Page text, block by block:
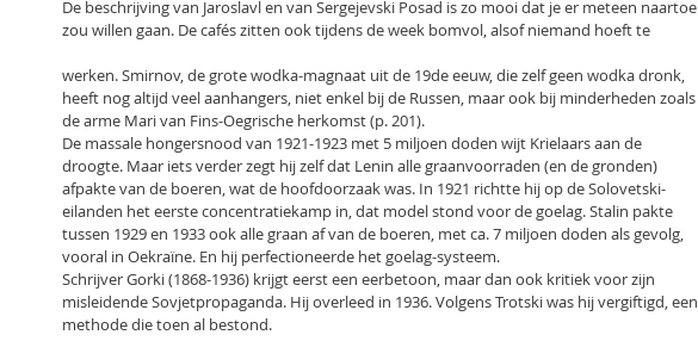
De beschrijving van Jaroslavl en van Sergejevski Posad is zo mooi dat je er meteen naartoe
zou willen gaan. De cafés zitten ook tijdens de week bomvol, alsof niemand hoeft te
werken. Smirnov, de grote wodka-magnaat uit de 19de eeuw, die zelf geen wodka dronk,
heeft nog altijd veel aanhangers, niet enkel bij de Russen, maar ook bij minderheden zoals
de arme Mari van Fins-Oegrische herkomst (p. 201).
De massale hongersnood van 1921-1923 met 5 miljoen doden wijt Krielaars aan de
droogte. Maar iets verder zegt hij zelf dat Lenin alle graanvoorraden (en de gronden)
afpakte van de boeren, wat de hoofdoorzaak was. In 1921 richtte hij op de Solovetski-
eilanden het eerste concentratiekamp in, dat model stond voor de goelag. Stalin pakte
tussen 1929 en 1933 ook alle graan af van de boeren, met ca. 7 miljoen doden als gevolg,
vooral in Oekraïne. En hij perfectioneerde het goelag-systeem.
Schrijver Gorki (1868-1936) krijgt eerst een eerbetoon, maar dan ook kritiek voor zijn
misleidende Sovjetpropaganda. Hij overleed in 1936. Volgens Trotski was hij vergiftigd, een
methode die toen al bestond.